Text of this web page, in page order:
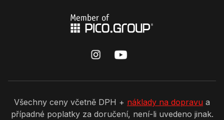
Všechny ceny včetně DPH + náklady na dopravu a
případné poplatky za doručení, není-li uvedeno jinak.